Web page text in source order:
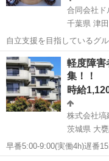
千葉県 津
自立支援を目指しているグ
ます！（介護ではござ…
千葉 船橋市 津田沼
軽度障害
集！！
時給
株式会社塙
茨城県 大
早番5:00-9:00(実働4h)遅番
のみでも遅番のみでもまた